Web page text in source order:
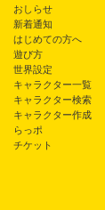
おしらせ
新着通知
はじめての方へ
遊び方
世界設定
キャラクター一覧
キャラクター検索
キャラクター作成
らっポ
チケット